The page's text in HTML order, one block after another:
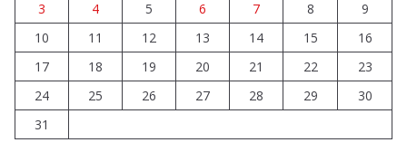
06.08.2026
Szkoła we Władysławowie
przechodzi modernizację
3
4 5 6 7 8
9
10
11 12 13 14 15
16
17
18 19 20 21 22
23
24
25 26 27 28 29
30
31